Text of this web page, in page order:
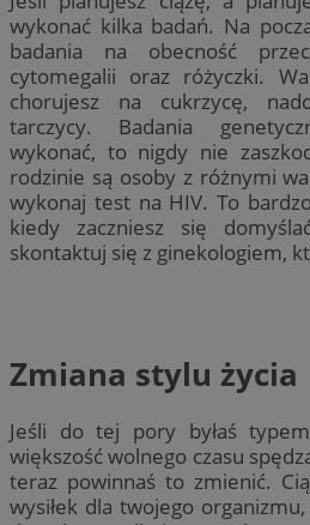
wykonać kilka badań. Na
badania na obecność
cytomegalii oraz różyczki.
chorujesz na cukrzycę,
tarczycy. Badania
wykonać, to nigdy nie
rodzinie są osoby z różnymi
wykonaj test na HIV. To
kiedy zaczniesz się
skontaktuj się z ginekologiem,
Zmiana stylu życia
Jeśli do tej pory byłaś
większość wolnego czasu
teraz powinnaś to zmienić.
wysiłek dla twojego